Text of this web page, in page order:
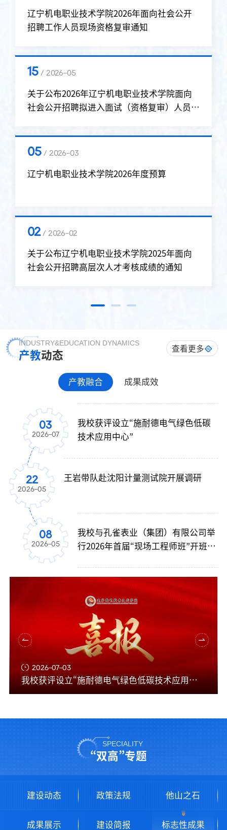
辽宁机电职业技术学2026年面向社会公开招
聘工作人员拟聘人员公示
06 / 2026-07
关于辽宁机电职业技术学院2026年面向社会
公开招聘递补人员公告
30 / 2026-06
辽宁机电职业技术学院2026年面向社会公开
13 / 2026-06
关于公布辽宁机电职业技术学院2026年面向
社会公开招聘面试成绩及总成绩的通知
INDUSTRY&EDUCATION DYNAMICS
产教动态
查看更多
产教融合 成果成效
03
2026-07
我校获评设立“施耐德电气绿色低碳
技术应用中心”
22
2026-05
王岩带队赴沈阳计量测试院开展调研
08
2026-05
我校与孔雀表业（集团）有限公司举
行2026年首届“现场工程师班”开班仪
2026-07-03
我校获评设立“施耐德电气绿色低碳技术应用中心”
08
2026-07
我校5项成果在2026年机械行业职业
教育教学成果评选活动中获奖
24
2026-06
我校在2026年辽宁省职业教育与继续教
11
2025-04
我校6个项目入选职业教育自主研发
设备成果案例
2025年04月11日
我校6个项目入选职业教育自主研发设备成果案例
SPECIALITY
“双高”专题
建设动态 政策法规 他山之石
成果展示 建设简报 标志性成果